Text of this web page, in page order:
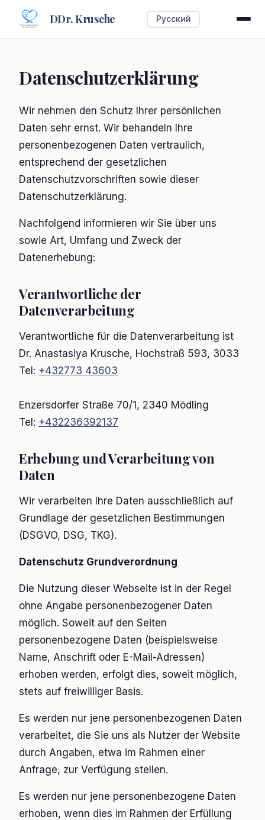
DDr. Krusche Русский
Datenschutzerklärung
Wir nehmen den Schutz Ihrer persönlichen
Daten sehr ernst. Wir behandeln Ihre
personenbezogenen Daten vertraulich,
entsprechend der gesetzlichen
Datenschutzvorschriften sowie dieser
Datenschutzerklärung.
Nachfolgend informieren wir Sie über uns
sowie Art, Umfang und Zweck der
Datenerhebung:
Verantwortliche der
Datenverarbeitung
Verantwortliche für die Datenverarbeitung ist
Dr. Anastasiya Krusche, Hochstraß 593, 3033
Tel: +432773 43603
Enzersdorfer Straße 70/1, 2340 Mödling
Tel: +432236392137
Erhebung und Verarbeitung von
Daten
Wir verarbeiten Ihre Daten ausschließlich auf
Grundlage der gesetzlichen Bestimmungen
(DSGVO, DSG, TKG).
Datenschutz Grundverordnung
Die Nutzung dieser Webseite ist in der Regel
ohne Angabe personenbezogener Daten
möglich. Soweit auf den Seiten
personenbezogene Daten (beispielsweise
Name, Anschrift oder E-Mail-Adressen)
erhoben werden, erfolgt dies, soweit möglich,
stets auf freiwilliger Basis.
Es werden nur jene personenbezogenen Daten
verarbeitet, die Sie uns als Nutzer der Website
durch Angaben, etwa im Rahmen einer
Anfrage, zur Verfügung stellen.
Es werden nur jene personenbezogene Daten
erhoben, wenn dies im Rahmen der Erfüllung